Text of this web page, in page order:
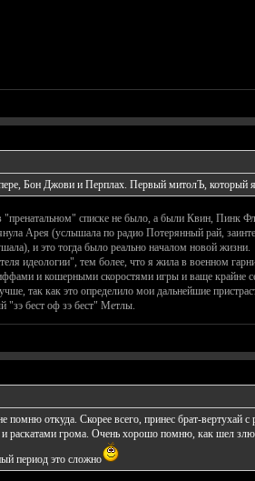
Бон Джови и Перплах. Первый митолЪ, который
списке не было, а были Квин, Пинк
Арея (услышала по радио Потерянный рай,
и это тогда было реально началом новой жизни.
идеологии", тем более, что я жила в военном
и кошерными скоростями игры и ваще крайне
так как это определило мои дальнейшие
"зэ бест оф зэ бест" Метлы.
помню откуда. Скорее всего, принес брат-
раскатами грома. Очень хорошо помню, как шел
период это сложно